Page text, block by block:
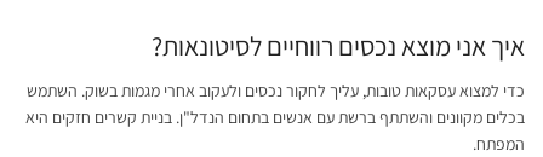
איך אני מוצא נכסים רווחיים לסיטונאות?
כדי למצוא עסקאות טובות, עליך לחקור נכסים ולעקוב אחרי מגמות בשוק. השתמש
בכלים מקוונים והשתתף ברשת עם אנשים בתחום הנדל"ן. בניית קשרים חזקים היא
המפתח.